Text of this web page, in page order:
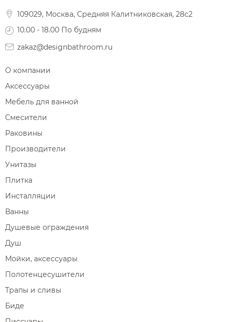
Диспенсеры ватных дисков
109029, Москва, Средняя Калитниковская, 28с2
10.00 - 18.00 По будням
zakaz@designbathroom.ru
О компании
Аксессуары
Мебель для ванной
Смесители
Раковины
Производители
Унитазы
Плитка
Инсталляции
Ванны
Душевые ограждения
Душ
Мойки, аксессуары
Полотенцесушители
Трапы и сливы
Биде